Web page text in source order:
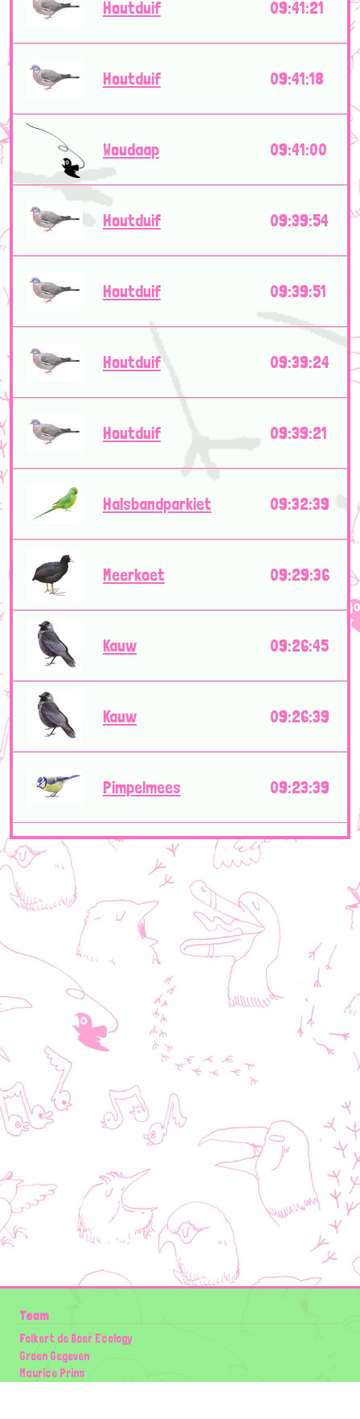
Houtduif 09:41:21
Houtduif 09:41:18
Woudaap 09:41:00
Houtduif 09:39:54
Houtduif 09:39:51
Houtduif 09:39:24
Houtduif 09:39:21
Halsbandparkiet 09:32:39
Meerkoet 09:29:36
Kauw 09:26:45
Kauw 09:26:39
Pimpelmees 09:23:39
Team
Folkert de Boer Ecology
Groen Gegeven
Maurice Prins